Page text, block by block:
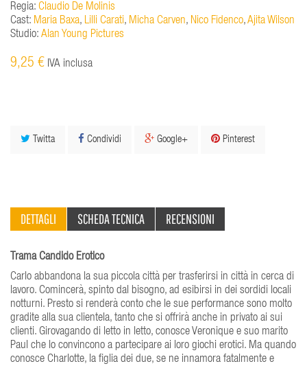
Regia: Claudio De Molinis
Cast: Maria Baxa, Lilli Carati, Micha Carven, Nico Fidenco,Ajita Wilson
Studio: Alan Young Pictures
9,25 € IVA inclusa
Twitta Condividi Google+ Pinterest
DETTAGLI SCHEDA TECNICA RECENSIONI
Trama Candido Erotico
Carlo abbandona la sua piccola città per trasferirsi in città in cerca di
lavoro. Comincerà, spinto dal bisogno, ad esibirsi in dei sordidi locali
notturni. Presto si renderà conto che le sue performance sono molto
gradite alla sua clientela, tanto che si offrirà anche in privato ai sui
clienti. Girovagando di letto in letto, conosce Veronique e suo marito
Paul che lo convincono a partecipare ai loro giochi erotici. Ma quando
conosce Charlotte, la figlia dei due, se ne innamora fatalmente e